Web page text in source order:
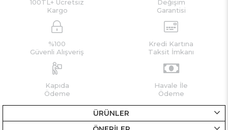
100TL+ Ücretsiz
Kargo
Değişim
Garantisi
%100
Güvenli Alışveriş
Kredi Kartına
Taksit İmkanı
Kapıda
Ödeme
Havale İle
Ödeme
ÜRÜNLER